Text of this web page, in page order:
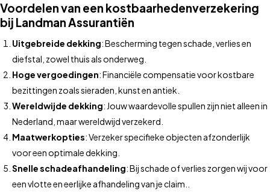
Voordelen van een kostbaarhedenverzekering
bij Landman Assurantiën
Uitgebreide dekking: Bescherming tegen schade, verlies en
diefstal, zowel thuis als onderweg.
Hoge vergoedingen: Financiële compensatie voor kostbare
bezittingen zoals sieraden, kunst en antiek.
Wereldwijde dekking: Jouw waardevolle spullen zijn niet alleen in
Nederland, maar wereldwijd verzekerd.
Maatwerkopties: Verzeker specifieke objecten afzonderlijk
voor een optimale dekking.
Snelle schadeafhandeling: Bij schade of verlies zorgen wij voor
een vlotte en eerlijke afhandeling van je claim..